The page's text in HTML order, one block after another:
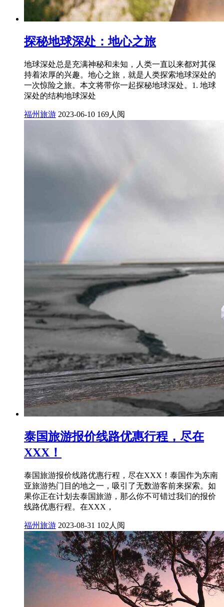
探秘地球深处：地心之旅
地球深处总是充满神秘和未知，人类一直以来都对其保
持着浓厚的兴趣。地心之旅，就是人类探索地球深处的
一次惊险之旅。本文将带你一起探秘地球深处。1. 地球
深处的结构地球深处
福州旅游 2023-06-10 169人阅
泰国旅游报价线路优惠行程，尽在
XXX！
泰国旅游报价线路优惠行程，尽在XXX！泰国作为东南
亚旅游热门目的地之一，吸引了无数游客前来探索。如
果你正在计划去泰国旅游，那么你不可错过我们的报价
线路优惠行程。在XXX，
福州旅游 2023-08-31 102人阅